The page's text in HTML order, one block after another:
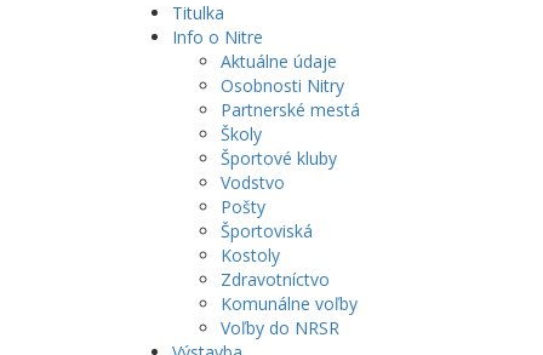
Titulka
Info o Nitre
Aktuálne údaje
Osobnosti Nitry
Partnerské mestá
Školy
Športové kluby
Vodstvo
Pošty
Športoviská
Kostoly
Zdravotníctvo
Komunálne voľby
Voľby do NRSR